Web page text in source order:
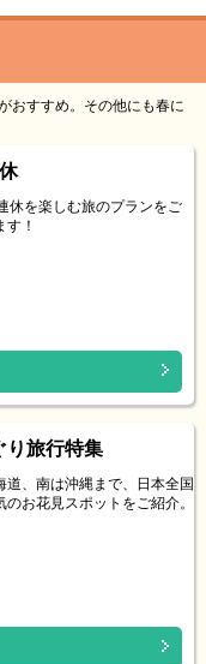
おすすめ。その他にも春に
休を楽しむ旅のプランをご
！
り旅行特集
道、南は沖縄まで、日本全国
のお花見スポットをご紹介。